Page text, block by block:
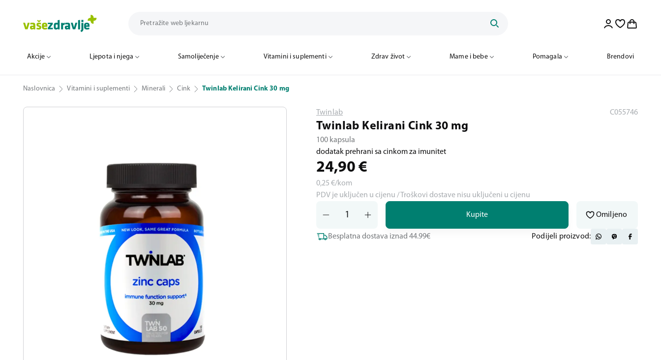
Akcije Ljepota i njega Samoliječenje Vitamini i suplementi Zdrav život Mame i bebe Pomagala Brendovi
Naslovnica Vitamini i suplementi Minerali Cink Twinlab Kelirani Cink 30 mg
Twinlab C055746
Twinlab Kelirani Cink 30 mg
100 kapsula
dodatak prehrani sa cinkom za imunitet
24,90 €
0,25 €/kom
PDV je uključen u cijenu / Troškovi dostave nisu uključeni u cijenu
Kupite Omiljeno
Besplatna dostava iznad 44.99€ Podijeli proizvod: